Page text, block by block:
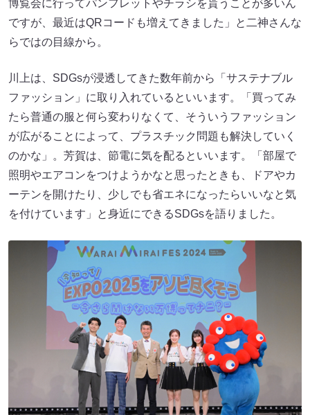
博覧会に行ってパンフレットやチラシを貰うことが多いん
ですが、最近はQRコードも増えてきました」と二神さんな
らではの目線から。
川上は、SDGsが浸透してきた数年前から「サステナブル
ファッション」に取り入れているといいます。「買ってみ
たら普通の服と何ら変わりなくて、そういうファッション
が広がることによって、プラスチック問題も解決していく
のかな」。芳賀は、節電に気を配るといいます。「部屋で
照明やエアコンをつけようかなと思ったときも、ドアやカ
ーテンを開けたり、少しでも省エネになったらいいなと気
を付けています」と身近にできるSDGsを語りました。